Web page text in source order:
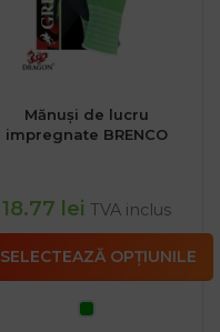
Mănuși de lucru
impregnate BRENCO
18.77 lei TVA inclus
SELECTEAZĂ OPȚIUNILE